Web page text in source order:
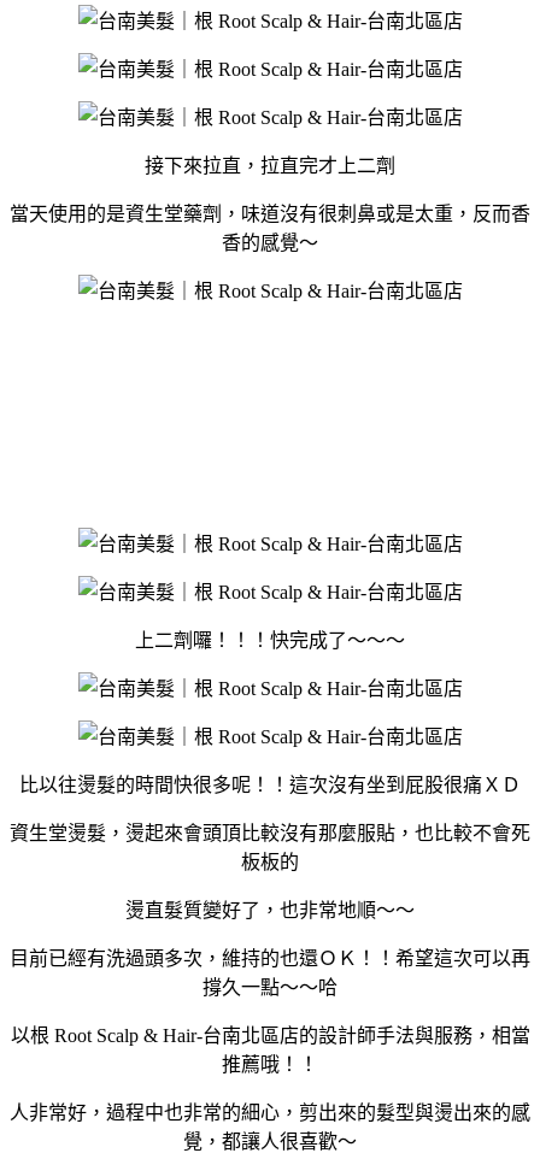
接下來拉直，拉直完才上二劑
當天使用的是資生堂藥劑，味道沒有很刺鼻或是太重，反而香
香的感覺～
上二劑囉！！！快完成了～～～
比以往燙髮的時間快很多呢！！這次沒有坐到屁股很痛ＸＤ
資生堂燙髮，燙起來會頭頂比較沒有那麼服貼，也比較不會死
板板的
燙直髮質變好了，也非常地順～～
目前已經有洗過頭多次，維持的也還ＯＫ！！希望這次可以再
撐久一點～～哈
以根 Root Scalp & Hair-台南北區店的設計師手法與服務，相當
推薦哦！！
人非常好，過程中也非常的細心，剪出來的髮型與燙出來的感
覺，都讓人很喜歡～